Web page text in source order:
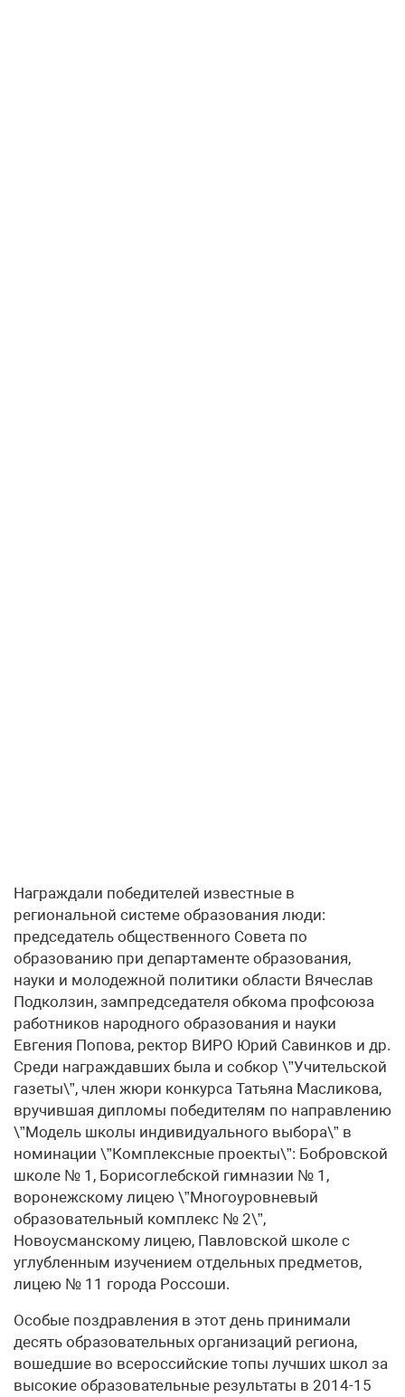
Награждали победителей известные в
региональной системе образования люди:
председатель общественного Совета по
образованию при департаменте образования,
науки и молодежной политики области Вячеслав
Подколзин, зампредседателя обкома профсоюза
работников народного образования и науки
Евгения Попова, ректор ВИРО Юрий Савинков и др.
Среди награждавших была и собкор \”Учительской
газеты\”, член жюри конкурса Татьяна Масликова,
вручившая дипломы победителям по направлению
\”Модель школы индивидуального выбора\” в
номинации \”Комплексные проекты\”: Бобровской
школе № 1, Борисоглебской гимназии № 1,
воронежскому лицею \”Многоуровневый
образовательный комплекс № 2\”,
Новоусманскому лицею, Павловской школе с
углубленным изучением отдельных предметов,
лицею № 11 города Россоши.
Особые поздравления в этот день принимали
десять образовательных организаций региона,
вошедшие во всероссийские топы лучших школ за
высокие образовательные результаты в 2014-15